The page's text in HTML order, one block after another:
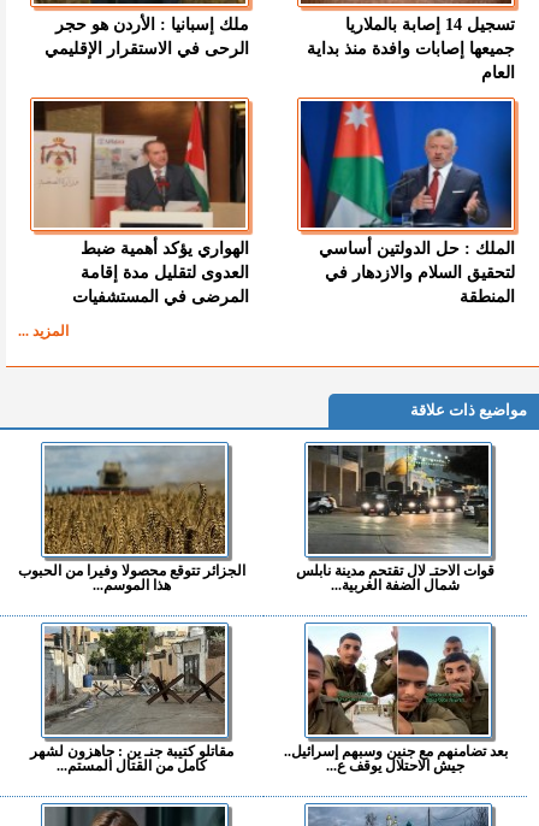
تسجيل 14 إصابة بالملاريا
جميعها إصابات وافدة منذ بداية
العام
ملك إسبانيا : الأردن هو حجر
الرحى في الاستقرار الإقليمي
الملك : حل الدولتين أساسي
لتحقيق السلام والازدهار في
المنطقة
الهواري يؤكد أهمية ضبط
العدوى لتقليل مدة إقامة
المرضى في المستشفيات
المزيد ...
مواضيع ذات علاقة
قوات الاحتـ لال تقتحم مدينة نابلس
شمال الضفة الغربية...
الجزائر تتوقع محصولا وفيرا من الحبوب
هذا الموسم...
بعد تضامنهم مع جنين وسبهم إسرائيل..
جيش الاحتلال يوقف ع...
مقاتلو كتيبة جنـ ين : جاهزون لشهر
كامل من القتال المستم...